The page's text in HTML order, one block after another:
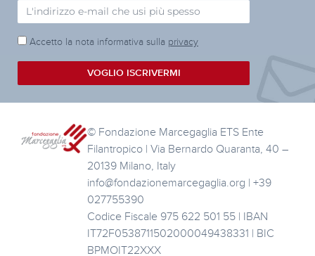
Accetto la nota informativa sulla privacy
VOGLIO ISCRIVERMI
© Fondazione Marcegaglia ETS Ente
Filantropico | Via Bernardo Quaranta, 40 –
20139 Milano, Italy
info@fondazionemarcegaglia.org | +39
027755390
Codice Fiscale 975 622 501 55 | IBAN
IT72F0538711502000049438331 | BIC
BPMOIT22XXX